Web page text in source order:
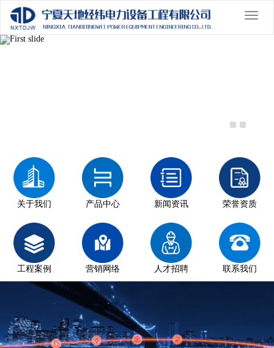
切
Previous
关于我们 产品中心 新闻资讯 荣誉资质
工程案例 营销网络 人才招聘 联系我们